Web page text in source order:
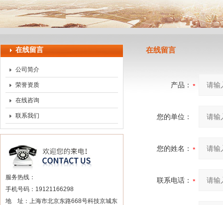
上海申思特自动化设备有限公司
在线留言
公司简介
荣誉资质
在线咨询
联系我们
服务热线：
手机号码：19121166298
地 址：上海市北京东路668号科技京城东
在线留言
产品：
您的单位：
您的姓名：
联系电话：